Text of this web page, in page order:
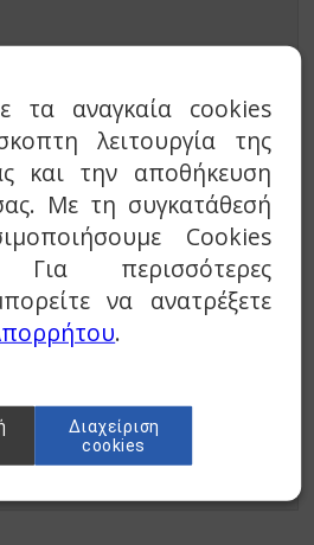
8mm
60mm
τα αναγκαία cookies
λειτουργία της
και την αποθήκευση
Με τη συγκατάθεσή
Cookies
Για περισσότερες
να ανατρέξετε
.
Διαχείριση
cookies